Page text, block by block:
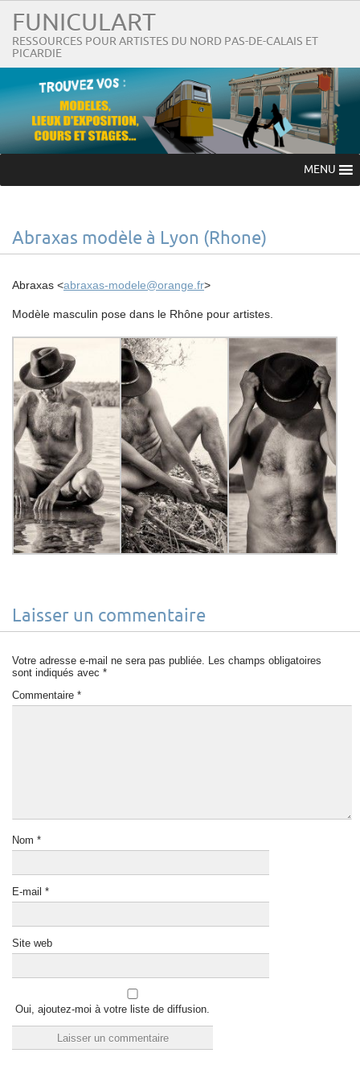
FUNICULART
RESSOURCES POUR ARTISTES DU NORD PAS-DE-CALAIS ET
PICARDIE
MENU
Abraxas modèle à Lyon (Rhone)
Abraxas <abraxas-modele@orange.fr>
Modèle masculin pose dans le Rhône pour artistes.
Laisser un commentaire
Votre adresse e-mail ne sera pas publiée. Les champs obligatoires
sont indiqués avec *
Commentaire *
Nom *
E-mail *
Site web
Oui, ajoutez-moi à votre liste de diffusion.